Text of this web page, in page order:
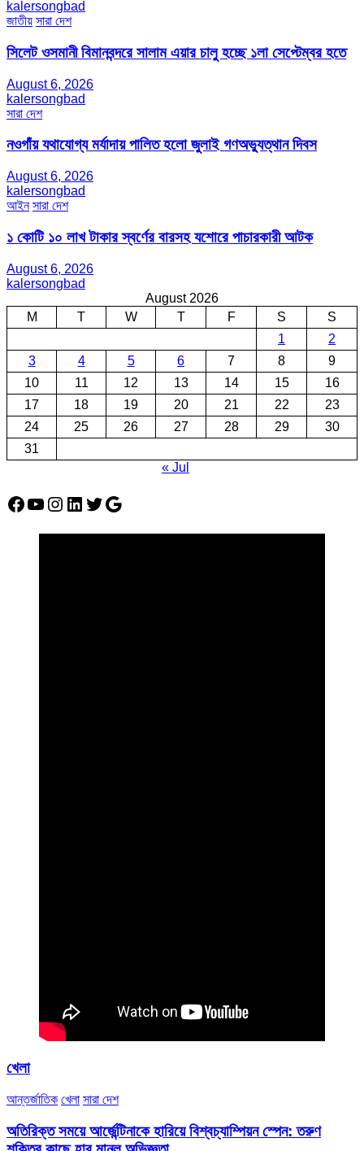
kalersongbad
জাতীয় সারা দেশ
সিলেট ওসমানী বিমানবন্দরে সালাম এয়ার চালু হচ্ছে ১লা সেপ্টেম্বর হতে
August 6, 2026
kalersongbad
সারা দেশ
নওগাঁয় যথাযোগ্য মর্যাদায় পালিত হলো জুলাই গণঅভ্যুত্থান দিবস
August 6, 2026
kalersongbad
আইন সারা দেশ
১ কোটি ১০ লাখ টাকার স্বর্ণের বারসহ যশোরে পাচারকারী আটক​
August 6, 2026
kalersongbad
August 2026
M
T W T F S
S
1
2
3
4 5 6 7 8
9
10
11 12 13 14 15
16
17
18 19 20 21 22
23
24
25 26 27 28 29
30
31
« Jul
Facebook
YouTube
Instagram
LinkedIn
Twitter
Google
খেলা
আন্তর্জাতিক খেলা সারা দেশ
অতিরিক্ত সময়ে আর্জেন্টিনাকে হারিয়ে বিশ্বচ্যাম্পিয়ন স্পেন: তরুণ